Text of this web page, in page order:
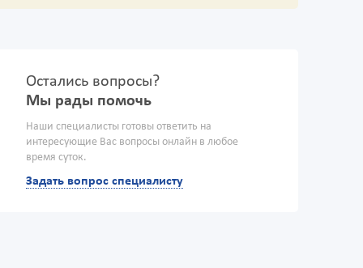
Остались вопросы?
Мы рады помочь
Наши специалисты готовы ответить на
интересующие Вас вопросы онлайн в любое
время суток.
Задать вопрос специалисту